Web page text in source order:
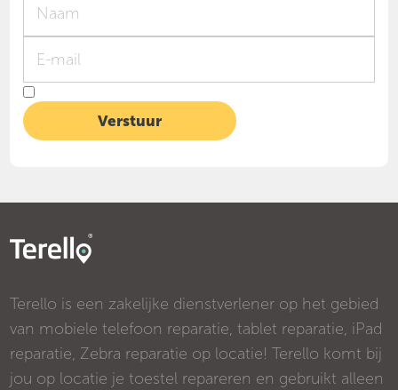
Terello is een zakelijke dienstverlener op het gebied
van mobiele telefoon reparatie, tablet reparatie, iPad
reparatie, Zebra reparatie op locatie! Terello komt bij
jou op locatie je toestel repareren en gebruikt alleen